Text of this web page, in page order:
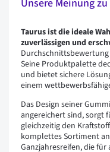
Unsere Meinung
Taurus ist die ideale
zuverlässigen und
Seine Produktpalette
und bietet sichere
einem
Das Design seiner
angereichert sind, sorgt
gleichzeitig den
komplettes Sortiment
Ganzjahresreifen, die